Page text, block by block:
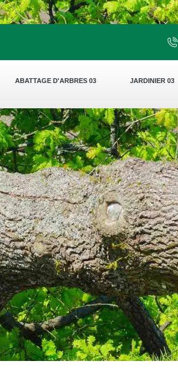
ABATTAGE D'ARBRES 03 JARDINIER 03